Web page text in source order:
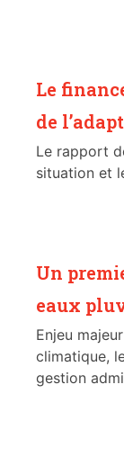
Le
de
Le rapport
situation et
Un
eaux
Enjeu
climatique,
gestion